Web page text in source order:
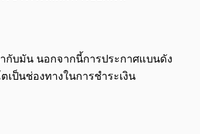
กับมัน นอกจากนี้การประกาศแบนดัง
เป็นช่องทางในการชำระเงิน